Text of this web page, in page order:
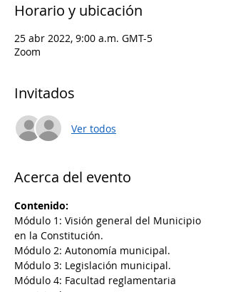
Horario y ubicación
25 abr 2022, 9:00 a.m. GMT-5
Zoom
Invitados
Ver todos
Acerca del evento
Contenido:
Módulo 1: Visión general del Municipio
en la Constitución.
Módulo 2: Autonomía municipal.
Módulo 3: Legislación municipal.
Módulo 4: Facultad reglamentaria